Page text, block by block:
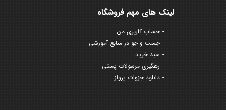
لینک های مهم فروشگاه
حساب کاربری من
جست و جو در منابع آموزشی
سبد خرید
رهگیری مرسولات پستی
دانلود جزوات پرواز